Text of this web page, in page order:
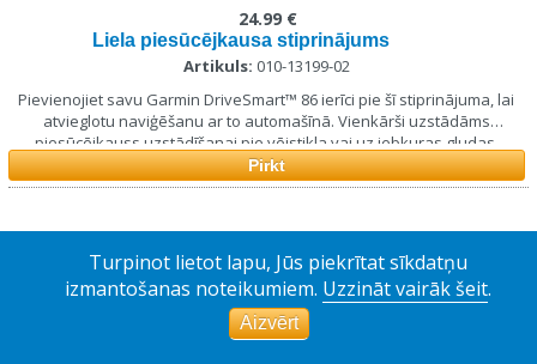
Turpinot lietot lapu, Jūs piekrītat sīkdatņu
izmantošanas noteikumiem. Uzzināt vairāk šeit.
Aizvērt
Liela piesūcējkausa stiprinājums
Artikuls: 010-13199-02
Pievienojiet savu Garmin DriveSmart™ 86 ierīci pie šī stiprinājuma, lai
atvieglotu naviģēšanu ar to automašīnā. Vienkārši uzstādāms
piesūcējkauss uzstādīšanai pie vējstikla vai uz jebkuras gludas,
plakanas virsmas.
24.99 €
Pirkt